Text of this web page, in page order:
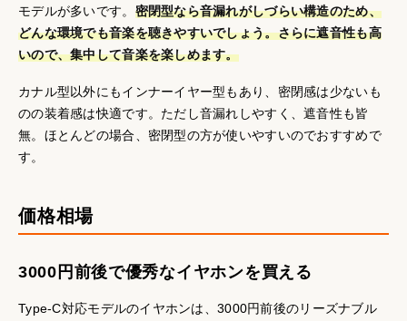
モデルが多いです。 密閉型なら音漏れがしづらい構造のため、
どんな環境でも音楽を聴きやすいでしょう。さらに遮音性も高
いので、集中して音楽を楽しめます。
カナル型以外にもインナーイヤー型もあり、密閉感は少ないも
のの装着感は快適です。ただし音漏れしやすく、遮音性も皆
無。ほとんどの場合、密閉型の方が使いやすいのでおすすめで
す。
価格相場
3000円前後で優秀なイヤホンを買える
Type-C対応モデルのイヤホンは、3000円前後のリーズナブル